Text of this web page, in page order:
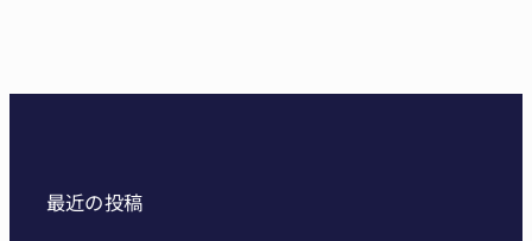
最近の投稿